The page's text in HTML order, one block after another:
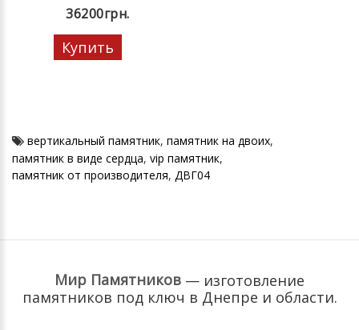
36200грн.
Купить
вертикальный памятник, памятник на двоих,
памятник в виде сердца, vip памятник,
памятник от производителя, ДВГ04
Мир Памятников — изготовление
памятников под ключ в Днепре и области.